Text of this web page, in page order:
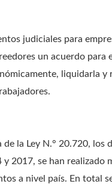
judiciales para
un acuerdo para
liquidarla
la Ley N.° 20.720,
2017, se han realizado
a nivel país. En total